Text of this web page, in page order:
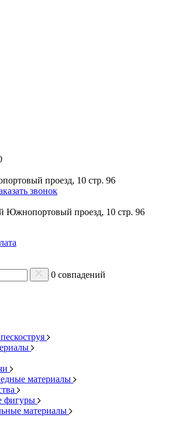
проезд, 10 стр. 96
звонок
Южнопортовый проезд, 10 стр. 96
0 совпадений
материалы
фигуры
материалы